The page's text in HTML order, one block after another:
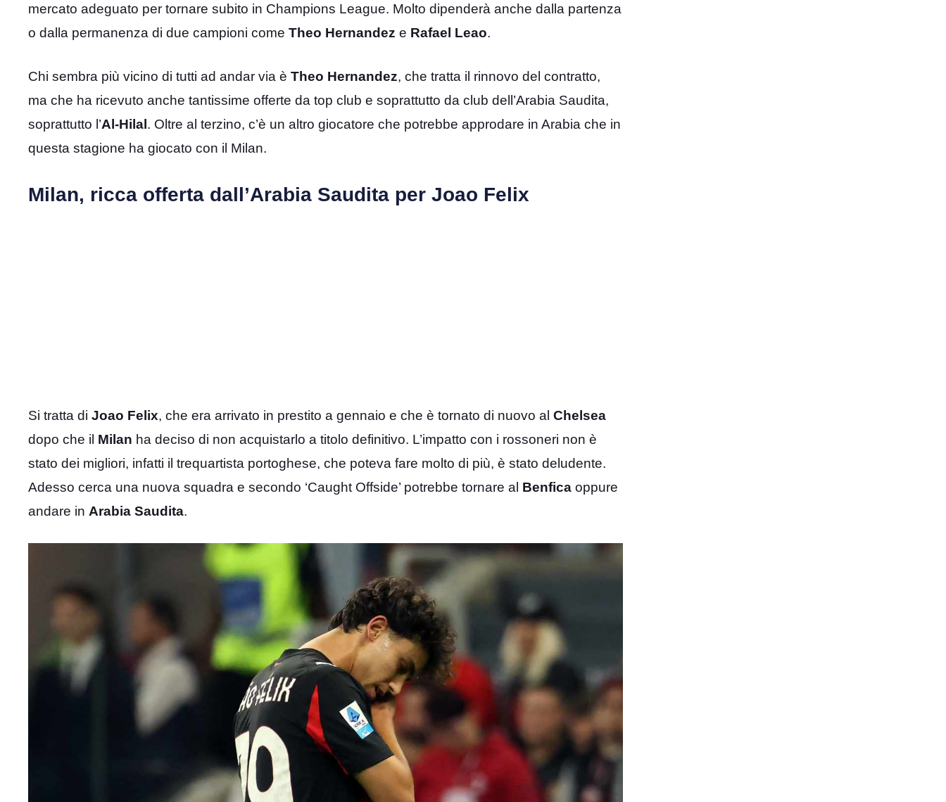
mercato adeguato per tornare subito in Champions League. Molto dipenderà anche dalla partenza
o dalla permanenza di due campioni come Theo Hernandez e Rafael Leao.
Chi sembra più vicino di tutti ad andar via è Theo Hernandez, che tratta il rinnovo del contratto,
ma che ha ricevuto anche tantissime offerte da top club e soprattutto da club dell’Arabia Saudita,
soprattutto l’Al-Hilal . Oltre al terzino, c’è un altro giocatore che potrebbe approdare in Arabia che in
questa stagione ha giocato con il Milan.
Milan, ricca offerta dall’Arabia Saudita per Joao Felix
Si tratta di Joao Felix, che era arrivato in prestito a gennaio e che è tornato di nuovo al Chelsea
dopo che il Milan ha deciso di non acquistarlo a titolo definitivo. L’impatto con i rossoneri non è
stato dei migliori, infatti il trequartista portoghese, che poteva fare molto di più, è stato deludente.
Adesso cerca una nuova squadra e secondo ‘Caught Offside’ potrebbe tornare al Benfica oppure
andare in Arabia Saudita.